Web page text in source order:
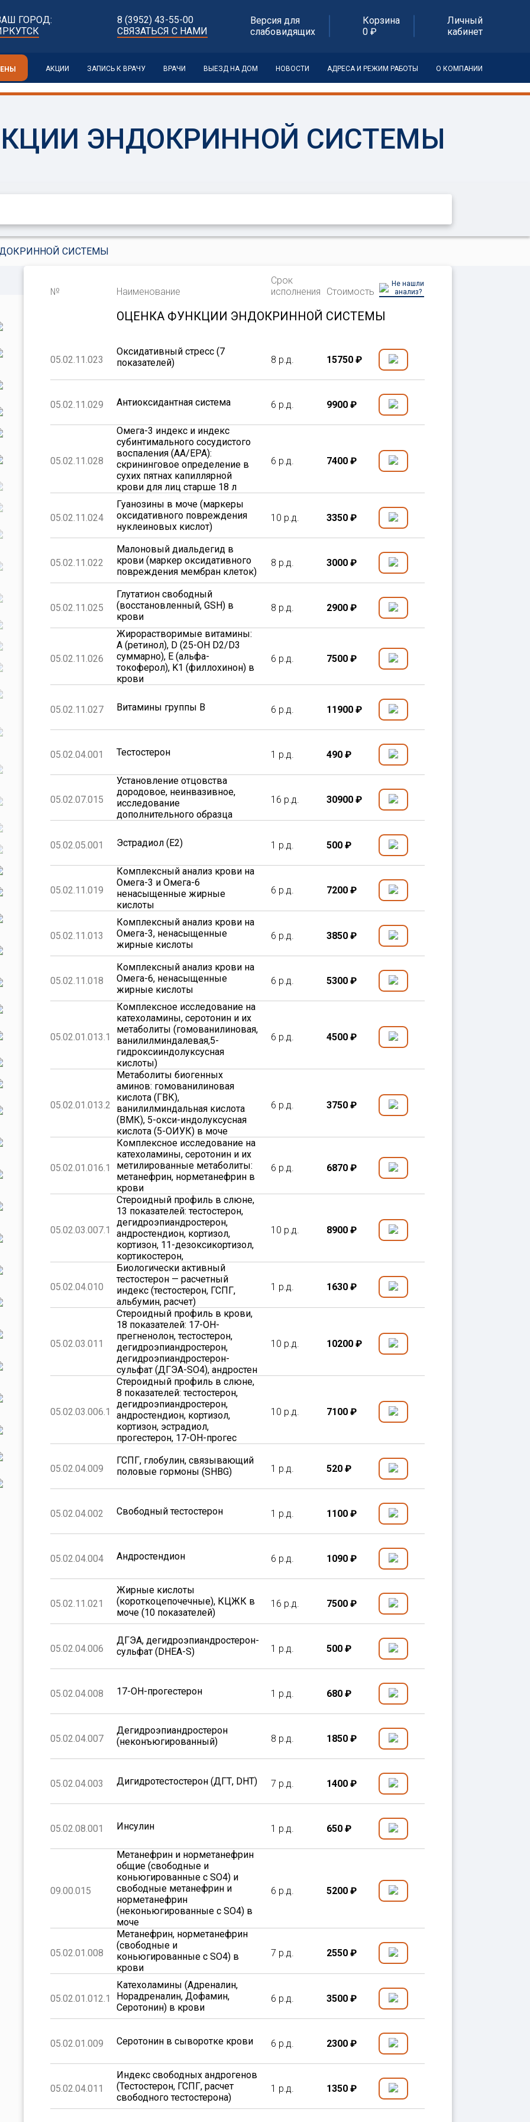
ГОРОД:
8 (3952) 43-55-00
СВЯЗАТЬСЯ С НАМИ
Версия для
слабовидящих
Корзина
0 ₽
Личный
кабинет
АКЦИИ ЗАПИСЬ К ВРАЧУ ВРАЧИ ВЫЕЗД НА ДОМ НОВОСТИ АДРЕСА И РЕЖИМ РАБОТЫ О КОМПАНИИ
ЭНДОКРИННОЙ СИСТЕМЫ
СИСТЕМЫ
№ Наименование
Срок
исполнения
Стоимость
Не нашли
анализ?
ОЦЕНКА ФУНКЦИИ ЭНДОКРИННОЙ СИСТЕМЫ
05.02.11.023
Оксидативный стресс (7
показателей)
8 р.д. 15750 ₽
05.02.11.029 Антиоксидантная система 6 р.д. 9900 ₽
05.02.11.028
Омега-3 индекс и индекс
субинтимального сосудистого
воспаления (AA/EPA):
скрининговое определение в
сухих пятнах капиллярной
крови для лиц старше 18 л
6 р.д. 7400 ₽
05.02.11.024
Гуанозины в моче (маркеры
оксидативного повреждения
нуклеиновых кислот)
10 р.д. 3350 ₽
05.02.11.022
Малоновый диальдегид в
крови (маркер оксидативного
повреждения мембран клеток)
8 р.д. 3000 ₽
05.02.11.025
Глутатион свободный
(восстановленный, GSH) в
крови
8 р.д. 2900 ₽
05.02.11.026
Жирорастворимые витамины:
A (ретинол), D (25-OH D2/D3
суммарно), E (альфа-
токоферол), K1 (филлохинон) в
крови
6 р.д. 7500 ₽
05.02.11.027 Витамины группы B 6 р.д. 11900 ₽
05.02.04.001 Тестостерон 1 р.д. 490 ₽
05.02.07.015
Установление отцовства
дородовое, неинвазивное,
исследование
дополнительного образца
16 р.д. 30900 ₽
05.02.05.001 Эстрадиол (E2) 1 р.д. 500 ₽
05.02.11.019
Комплексный анализ крови на
Омега-3 и Омега-6
ненасыщенные жирные
кислоты
6 р.д. 7200 ₽
05.02.11.013
Комплексный анализ крови на
Омега-3, ненасыщенные
жирные кислоты
6 р.д. 3850 ₽
05.02.11.018
Комплексный анализ крови на
Омега-6, ненасыщенные
жирные кислоты
6 р.д. 5300 ₽
05.02.01.013.1
Комплексное исследование на
катехоламины, серотонин и их
метаболиты (гомованилиновая,
ванилилминдалевая,5-
гидроксииндолуксусная
кислоты)
6 р.д. 4500 ₽
05.02.01.013.2
Метаболиты биогенных
аминов: гомованилиновая
кислота (ГВК),
ванилилминдальная кислота
(ВМК), 5-окси-индолуксусная
кислота (5-ОИУК) в моче
6 р.д. 3750 ₽
05.02.01.016.1
Комплексное исследование на
катехоламины, серотонин и их
метилированные метаболиты:
метанефрин, норметанефрин в
крови
6 р.д. 6870 ₽
05.02.03.007.1
Стероидный профиль в слюне,
13 показателей: тестостерон,
дегидроэпиандростерон,
андростендион, кортизол,
кортизон, 11-дезоксикортизол,
кортикостерон,
10 р.д. 8900 ₽
05.02.04.010
Биологически активный
тестостерон — расчетный
индекс (тестостерон, ГСПГ,
альбумин, расчет)
1 р.д. 1630 ₽
05.02.03.011
Стероидный профиль в крови,
18 показателей: 17-ОН-
прегненолон, тестостерон,
дегидроэпиандростерон,
дегидроэпиандростерон-
сульфат (ДГЭА-SO4), андростен
10 р.д. 10200 ₽
05.02.03.006.1
Стероидный профиль в слюне,
8 показателей: тестостерон,
дегидроэпиандростерон,
андростендион, кортизол,
кортизон, эстрадиол,
прогестерон, 17-ОН-прогес
10 р.д. 7100 ₽
05.02.04.009
ГСПГ, глобулин, связывающий
половые гормоны (SHBG)
1 р.д. 520 ₽
05.02.04.002 Свободный тестостерон 1 р.д. 1100 ₽
05.02.04.004 Андростендион 6 р.д. 1090 ₽
05.02.11.021
Жирные кислоты
(короткоцепочечные), КЦЖК в
моче (10 показателей)
16 р.д. 7500 ₽
05.02.04.006
ДГЭА, дегидроэпиандростерон-
сульфат (DHEA-S)
1 р.д. 500 ₽
05.02.04.008 17-ОН-прогестерон 1 р.д. 680 ₽
05.02.04.007
Дегидроэпиандростерон
(неконъюгированный)
8 р.д. 1850 ₽
05.02.04.003 Дигидротестостерон (ДГТ, DHT) 7 р.д. 1400 ₽
05.02.08.001 Инсулин 1 р.д. 650 ₽
09.00.015
Метанефрин и норметанефрин
общие (свободные и
коньюгированные с SO4) и
свободные метанефрин и
норметанефрин
(неконьюгированные с SO4) в
моче
6 р.д. 5200 ₽
05.02.01.008
Метанефрин, норметанефрин
(свободные и
коньюгированные с SO4) в
крови
7 р.д. 2550 ₽
05.02.01.012.1
Катехоламины (Адреналин,
Норадреналин, Дофамин,
Серотонин) в крови
6 р.д. 3500 ₽
05.02.01.009 Серотонин в сыворотке крови 6 р.д. 2300 ₽
05.02.04.011
Индекс свободных андрогенов
(Тестостерон, ГСПГ, расчет
свободного тестостерона)
1 р.д. 1350 ₽